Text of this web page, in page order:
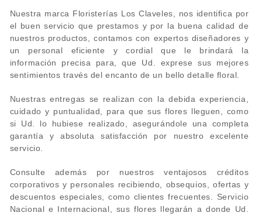
Nuestra marca Floristerías Los Claveles, nos identifica por
el buen servicio que prestamos y por la buena calidad de
nuestros productos, contamos con expertos diseñadores y
un personal eficiente y cordial que le brindará la
información precisa para, que Ud. exprese sus mejores
sentimientos través del encanto de un bello detalle floral.
Nuestras entregas se realizan con la debida experiencia,
cuidado y puntualidad, para que sus flores lleguen, como
si Ud. lo hubiese realizado, asegurándole una completa
garantía y absoluta satisfacción por nuestro excelente
servicio.
Consulte además por nuestros ventajosos créditos
corporativos y personales recibiendo, obsequios, ofertas y
descuentos especiales, como clientes frecuentes. Servicio
Nacional e Internacional, sus flores llegarán a donde Ud.